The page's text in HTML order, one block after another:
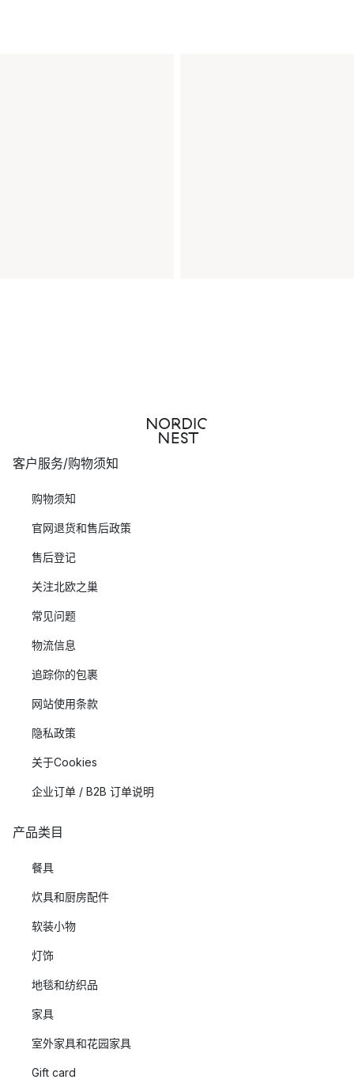
客户服务/购物须知
购物须知
官网退货和售后政策
售后登记
关注北欧之巢
常见问题
物流信息
追踪你的包裹
网站使用条款
隐私政策
关于Cookies
企业订单 / B2B 订单说明
产品类目
餐具
炊具和厨房配件
软装小物
灯饰
地毯和纺织品
家具
室外家具和花园家具
Gift card